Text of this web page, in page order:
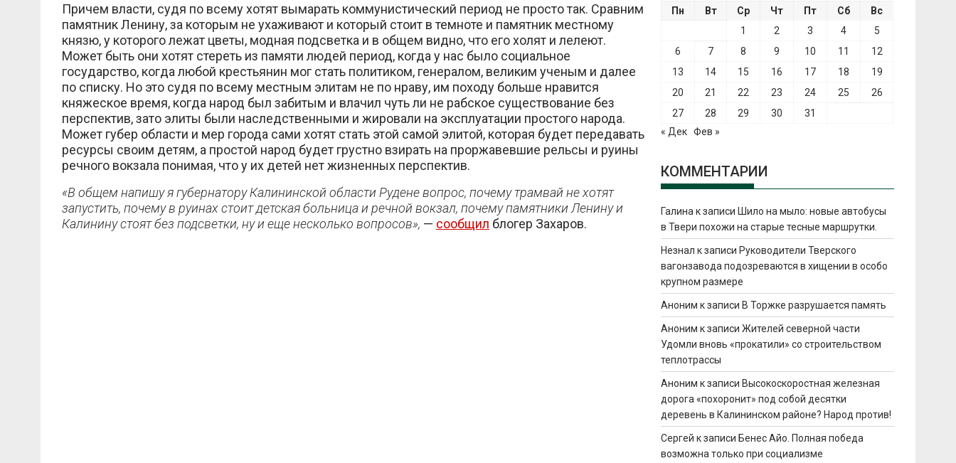
Причем власти, судя по всему хотят вымарать коммунистический период не просто так. Сравним
памятник Ленину, за которым не ухаживают и который стоит в темноте и памятник местному
князю, у которого лежат цветы, модная подсветка и в общем видно, что его холят и лелеют.
Может быть они хотят стереть из памяти людей период, когда у нас было социальное
государство, когда любой крестьянин мог стать политиком, генералом, великим ученым и далее
по списку. Но это судя по всему местным элитам не по нраву, им походу больше нравится
княжеское время, когда народ был забитым и влачил чуть ли не рабское существование без
перспектив, зато элиты были наследственными и жировали на эксплуатации простого народа.
Может губер области и мер города сами хотят стать этой самой элитой, которая будет передавать
ресурсы своим детям, а простой народ будет грустно взирать на проржавевшие рельсы и руины
речного вокзала понимая, что у их детей нет жизненных перспектив.
«В общем напишу я губернатору Калининской области Рудене вопрос, почему трамвай не хотят
запустить, почему в руинах стоит детская больница и речной вокзал, почему памятники Ленину и
Калинину стоят без подсветки, ну и еще несколько вопросов», — сообщил блогер Захаров.
Пн Вт Ср Чт Пт Сб
Вс
1
2 3 4
5
6
7 8 9 10 11
12
13
14 15 16 17 18
19
20
21 22 23 24 25
26
27
28 29 30
31
« Дек Фев »
КОММЕНТАРИИ
Галина к записи Шило на мыло: новые автобусы
в Твери похожи на старые тесные маршрутки.
Незнал к записи Руководители Тверского
вагонзавода подозреваются в хищении в особо
крупном размере
Аноним к записи В Торжке разрушается память
Аноним к записиЖителей северной части
Удомли вновь «прокатили» со строительством
теплотрассы
Аноним к записи Высокоскоростная железная
дорога «похоронит» под собой десятки
деревень в Калининском районе? Народ против!
Сергей к записи Бенес Айо. Полная победа
возможна только при социализме